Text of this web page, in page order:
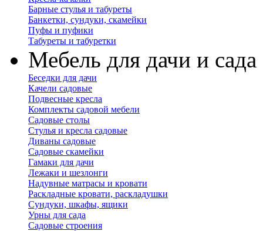
Барные стулья и табуреты
Банкетки, сундуки, скамейки
Пуфы и пуфики
Табуреты и табуретки
Мебель для дачи и сада
Беседки для дачи
Качели садовые
Подвесные кресла
Комплекты садовой мебели
Садовые столы
Стулья и кресла садовые
Диваны садовые
Садовые скамейки
Гамаки для дачи
Лежаки и шезлонги
Надувные матрасы и кровати
Раскладные кровати, раскладушки
Сундуки, шкафы, ящики
Урны для сада
Садовые строения